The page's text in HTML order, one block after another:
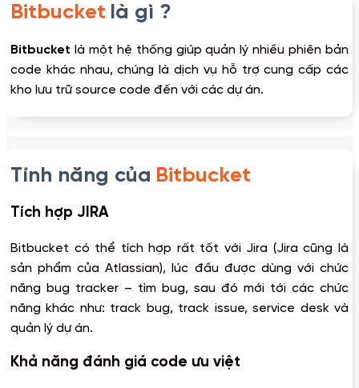
Bitbucket là gì ?
Bitbucket là một hệ thống giúp quản lý nhiều phiên bản
code khác nhau, chúng là dịch vụ hỗ trợ cung cấp các
kho lưu trữ source code đến với các dự án.
Tính năng của Bitbucket
Tích hợp JIRA
Bitbucket có thể tích hợp rất tốt với Jira (Jira cũng là
sản phẩm của Atlassian), lúc đầu được dùng với chức
năng bug tracker – tìm bug, sau đó mới tới các chức
năng khác như: track bug, track issue, service desk và
quản lý dự án.
Khả năng đánh giá code ưu việt